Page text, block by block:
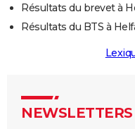
Résultats du brevet à
Résultats du BTS à
NEWSLETTERS